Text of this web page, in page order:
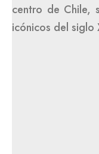
centro de Chile,
icónicos del siglo